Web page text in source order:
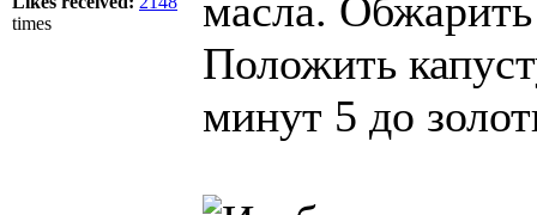
times
масла.
Положить
минут 5 до